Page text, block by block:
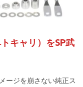
キャリ）をSP武
ージを崩さない純正ス